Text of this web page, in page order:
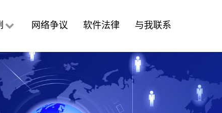
网络争议 软件法律 与我联系